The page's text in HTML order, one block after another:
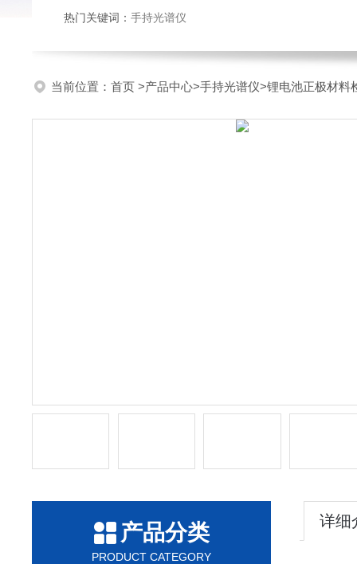
热门关键词： 手持光谱仪
当前位置： 首页 >产品中心>手持光谱仪>锂电池正极材料
产品分类
PRODUCT CATEGORY
详细